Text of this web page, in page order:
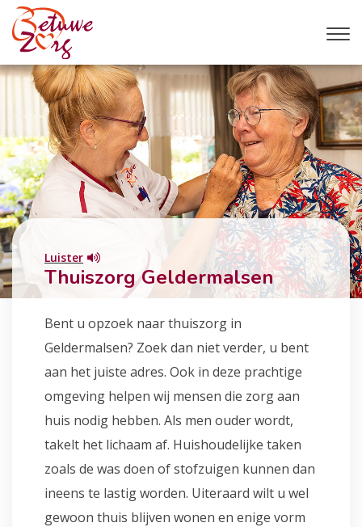
Luister
Thuiszorg Geldermalsen
Bent u opzoek naar thuiszorg in
Geldermalsen? Zoek dan niet verder, u bent
aan het juiste adres. Ook in deze prachtige
omgeving helpen wij mensen die zorg aan
huis nodig hebben. Als men ouder wordt,
takelt het lichaam af. Huishoudelijke taken
zoals de was doen of stofzuigen kunnen dan
ineens te lastig worden. Uiteraard wilt u wel
gewoon thuis blijven wonen en enige vorm